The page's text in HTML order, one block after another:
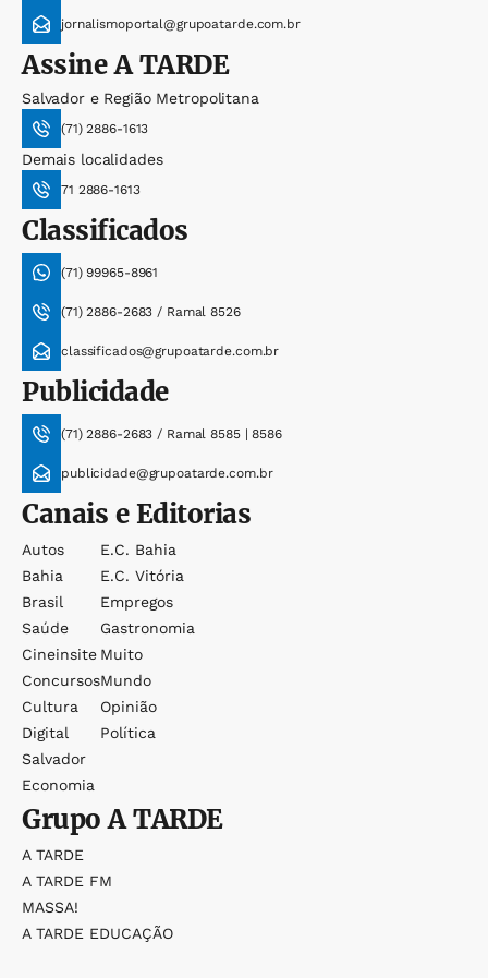
jornalismoportal@grupoatarde.com.br
AssineA TARDE
Salvador e Região Metropolitana
(71) 2886-1613
Demais localidades
71 2886-1613
Classificados
(71) 99965-8961
(71) 2886-2683 / Ramal 8526
classificados@grupoatarde.com.br
Publicidade
(71) 2886-2683 / Ramal 8585 | 8586
publicidade@grupoatarde.com.br
Canais e Editorias
Autos
Bahia
Brasil
Saúde
Cineinsite
Concursos
Cultura
Digital
Salvador
Economia
E.c. Bahia
E.c. Vitória
Empregos
Gastronomia
Muito
Mundo
Opinião
Política
GrupoA TARDE
A TARDE
A TARDE FM
MASSA!
A TARDE EDUCAÇÃO